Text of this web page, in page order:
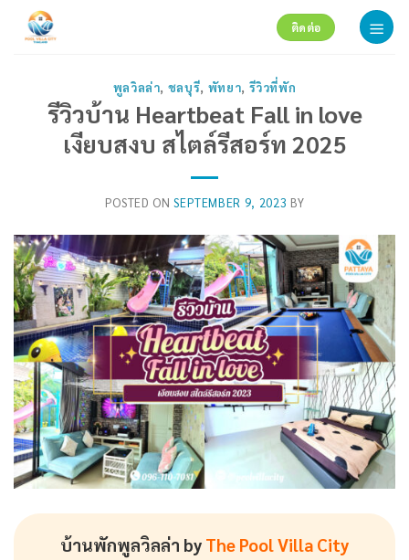
ติดต่อ
พูลวิลล่า, ชลบุรี, พัทยา, รีวิวที่พัก
รีวิวบ้าน Heartbeat Fall in love
เงียบสงบ สไตล์รีสอร์ท 2025
POSTED ONSEPTEMBER 9, 2023 BY
บ้านพักพูลวิลล่า by The Pool Villa City